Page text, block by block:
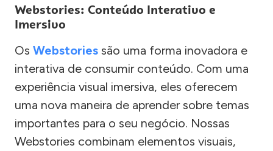
Webstories: Conteúdo Interativo e
Imersivo
Os Webstories são uma forma inovadora e
interativa de consumir conteúdo. Com uma
experiência visual imersiva, eles oferecem
uma nova maneira de aprender sobre temas
importantes para o seu negócio. Nossas
Webstories combinam elementos visuais,